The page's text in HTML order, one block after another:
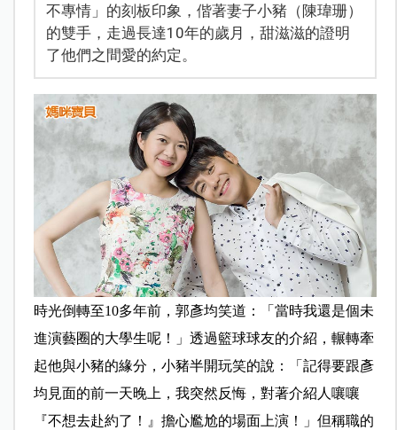
不專情」的刻板印象，偕著妻子小豬（陳瑋珊）
的雙手，走過長達10年的歲月，甜滋滋的證明
了他們之間愛的約定。
時光倒轉至10多年前，郭彥均笑道：「當時我還是個未
進演藝圈的大學生呢！」透過籃球球友的介紹，輾轉牽
起他與小豬的緣分，小豬半開玩笑的說：「記得要跟彥
均見面的前一天晚上，我突然反悔，對著介紹人嚷嚷
『不想去赴約了！』擔心尷尬的場面上演！」但稱職的